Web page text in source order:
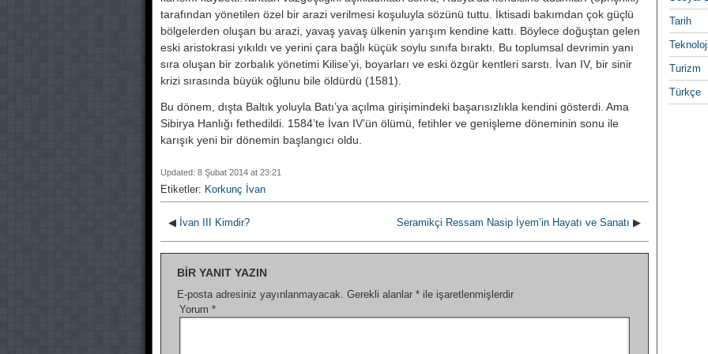
tarafından yönetilen özel bir arazi verilmesi ko­şuluyla sözünü tuttu. İktisadi bakım­dan çok güçlü
bölgelerden oluşan bu arazi, yavaş yavaş ülkenin yarışım kendine kattı. Böylece doğuştan gelen
eski aristokrasi yıkıldı ve yerini çara bağlı küçük soylu sınıfa bıraktı. Bu toplumsal devrimin yanı
sıra oluşan bir zorbalık yönetimi Kilise’yi, boyar­ları ve eski özgür kentleri sarstı. İvan IV, bir sinir
krizi sırasında büyük oğ­lunu bile öldürdü (1581).
Bu dönem, dışta Baltık yoluyla Batı’ya açılma girişimindeki başarısızlık­la kendini gösterdi. Ama
Sibir­ya Hanlığı fethedildi. 1584’te İvan IV’ün ölümü, fetihler ve genişleme döneminin sonu ile
karışık yeni bir dönemin başlangıcı oldu.
Updated: 8 Şubat 2014 at 23:21
Etiketler: Korkunç İvan
◀ İvan III Kimdir? Seramikçi Ressam Nasip İyem’in Hayatı ve Sanatı ▶
BIR YANIT YAZIN
E-posta adresiniz yayınlanmayacak. Gerekli alanlar * ile işaretlenmişlerdir
Yorum *
Tarih
Turizm
Türkçe